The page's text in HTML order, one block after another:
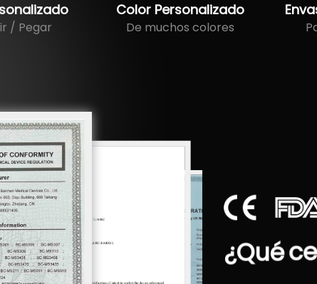
/ Pegar
Color Personalizado
De muchos colores
¿Qué